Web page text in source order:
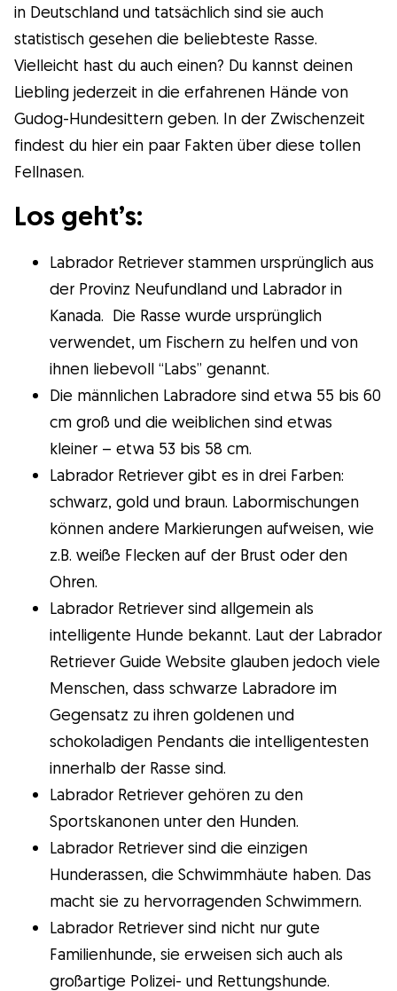
Wissenswert
Kuriositäten
Gesundheit
Erziehung
Hunderassen
Hundesitter
Was ist Gudog?
Gudog ist der einfachste Weg, den
perfekten Hundesitter zu finden und zu
buchen. Tausende von liebevollen Sittern
sind bereit, sich um deinen Hund wie ein
Familienmitglied zu kümmern! Tierärztliche
Versorgung und Kostenlose Stornierung bei
jeder Buchung.
Entdecke Gudog
in Deutschland und tatsächlich sind sie auch
statistisch gesehen die beliebteste Rasse.
Vielleicht hast du auch einen? Du kannst deinen
Liebling jederzeit in die erfahrenen Hände von
Gudog-Hundesittern geben. In der Zwischenzeit
findest du hier ein paar Fakten über diese tollen
Fellnasen.
Los geht’s:
Labrador Retriever stammen ursprünglich aus
der Provinz Neufundland und Labrador in
Kanada. Die Rasse wurde ursprünglich
verwendet, um Fischern zu helfen und von
ihnen liebevoll “Labs” genannt.
Die männlichen Labradore sind etwa 55 bis 60
cm groß und die weiblichen sind etwas
kleiner – etwa 53 bis 58 cm.
Labrador Retriever gibt es in drei Farben:
schwarz, gold und braun. Labormischungen
können andere Markierungen aufweisen, wie
z.B. weiße Flecken auf der Brust oder den
Ohren.
Labrador Retriever sind allgemein als
intelligente Hunde bekannt. Laut der Labrador
Retriever Guide Website glauben jedoch viele
Menschen, dass schwarze Labradore im
Gegensatz zu ihren goldenen und
schokoladigen Pendants die intelligentesten
innerhalb der Rasse sind.
Labrador Retriever gehören zu den
Sportskanonen unter den Hunden.
Labrador Retriever sind die einzigen
Hunderassen, die Schwimmhäute haben. Das
macht sie zu hervorragenden Schwimmern.
Labrador Retriever sind nicht nur gute
Familienhunde, sie erweisen sich auch als
großartige Polizei- und Rettungshunde.